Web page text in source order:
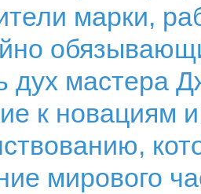
марки,
дух мастера
к новациям
мирового